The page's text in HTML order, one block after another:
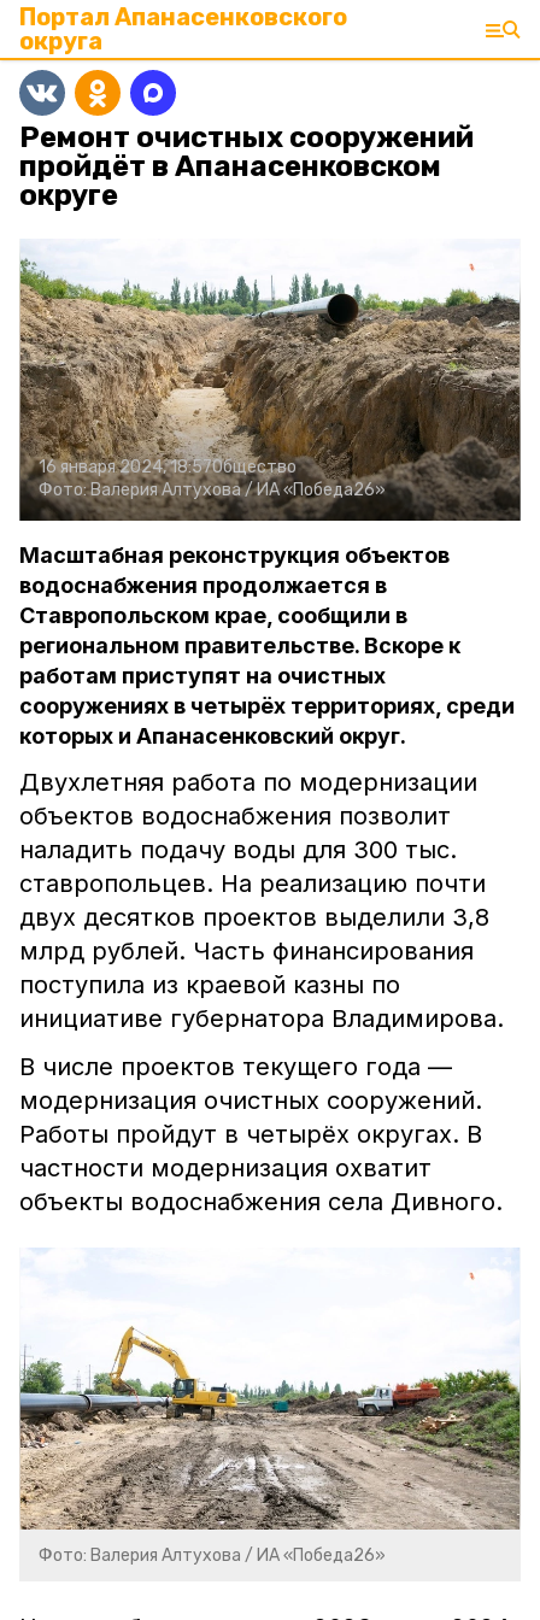
Портал Апанасенковского
округа
Ремонт очистных сооружений
пройдёт в Апанасенковском
округе
16 января 2024, 18:57Общество
Фото:Валерия Алтухова /ИА «Победа26»
Масштабная реконструкция объектов
водоснабжения продолжается в
Ставропольском крае, сообщили в
региональном правительстве. Вскоре к
работам приступят на очистных
сооружениях в четырёх территориях, среди
которых и Апанасенковский округ.
Двухлетняя работа по модернизации
объектов водоснабжения позволит
наладить подачу воды для 300 тыс.
ставропольцев. На реализацию почти
двух десятков проектов выделили 3,8
млрд рублей. Часть финансирования
поступила из краевой казны по
инициативе губернатора Владимирова.
В числе проектов текущего года —
модернизация очистных сооружений.
Работы пройдут в четырёх округах. В
частности модернизация охватит
объекты водоснабжения села Дивного.
Фото: Валерия Алтухова / ИА «Победа26»